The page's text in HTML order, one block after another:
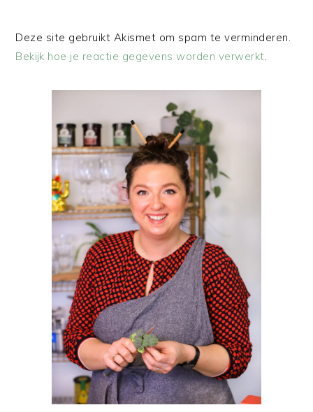
Deze site gebruikt Akismet om spam te verminderen.
Bekijk hoe je reactie gegevens worden verwerkt